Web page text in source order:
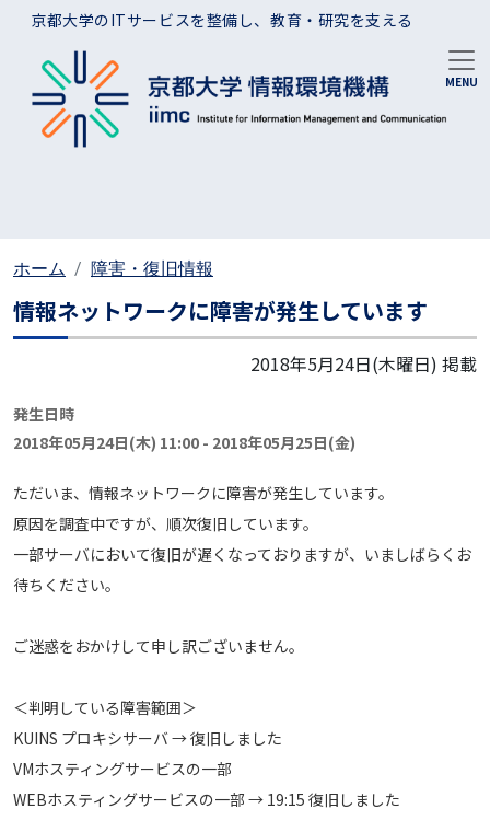
メインコンテンツに移動
京都大学のITサービスを整備し、教育・研究を支える
ホーム 障害・復旧情報
情報ネットワークに障害が発生しています
2018年5月24日(木曜日) 掲載
発生日時
2018年05月24日(木) 11:00 - 2018年05月25日(金)
ただいま、情報ネットワークに障害が発生しています。
原因を調査中ですが、順次復旧しています。
一部サーバにおいて復旧が遅くなっておりますが、いましばらくお
待ちください。
ご迷惑をおかけして申し訳ございません。
＜判明している障害範囲＞
KUINS プロキシサーバ → 復旧しました
VMホスティングサービスの一部
WEBホスティングサービスの一部 → 19:15 復旧しました